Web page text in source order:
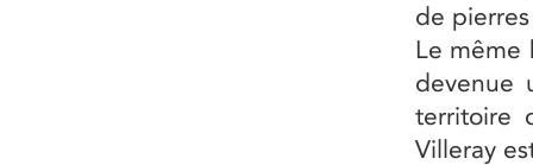
de
Le
devenue
territoire
Villeray